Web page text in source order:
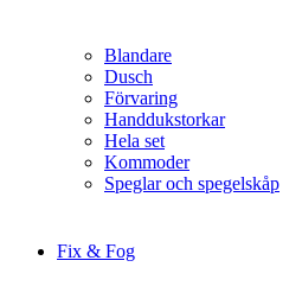
Blandare
Dusch
Förvaring
Handdukstorkar
Hela set
Kommoder
Speglar och spegelskåp
Fix & Fog